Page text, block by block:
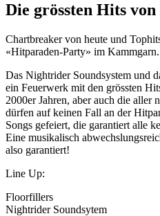
Die grössten Hits
Chartbreaker von heute und
«Hitparaden-Party» im Kammgarn.
Das Nightrider Soundsystem und
ein Feuerwerk mit den grössten
2000er Jahren, aber auch die aller
dürfen auf keinen Fall an der
Songs gefeiert, die garantiert alle
Eine musikalisch
also garantiert!
Line Up:
Floorfillers
Nightrider Soundsytem